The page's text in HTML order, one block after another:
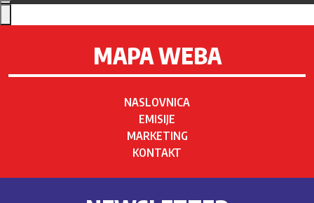
MAPA WEBA
NASLOVNICA
EMISIJE
MARKETING
KONTAKT